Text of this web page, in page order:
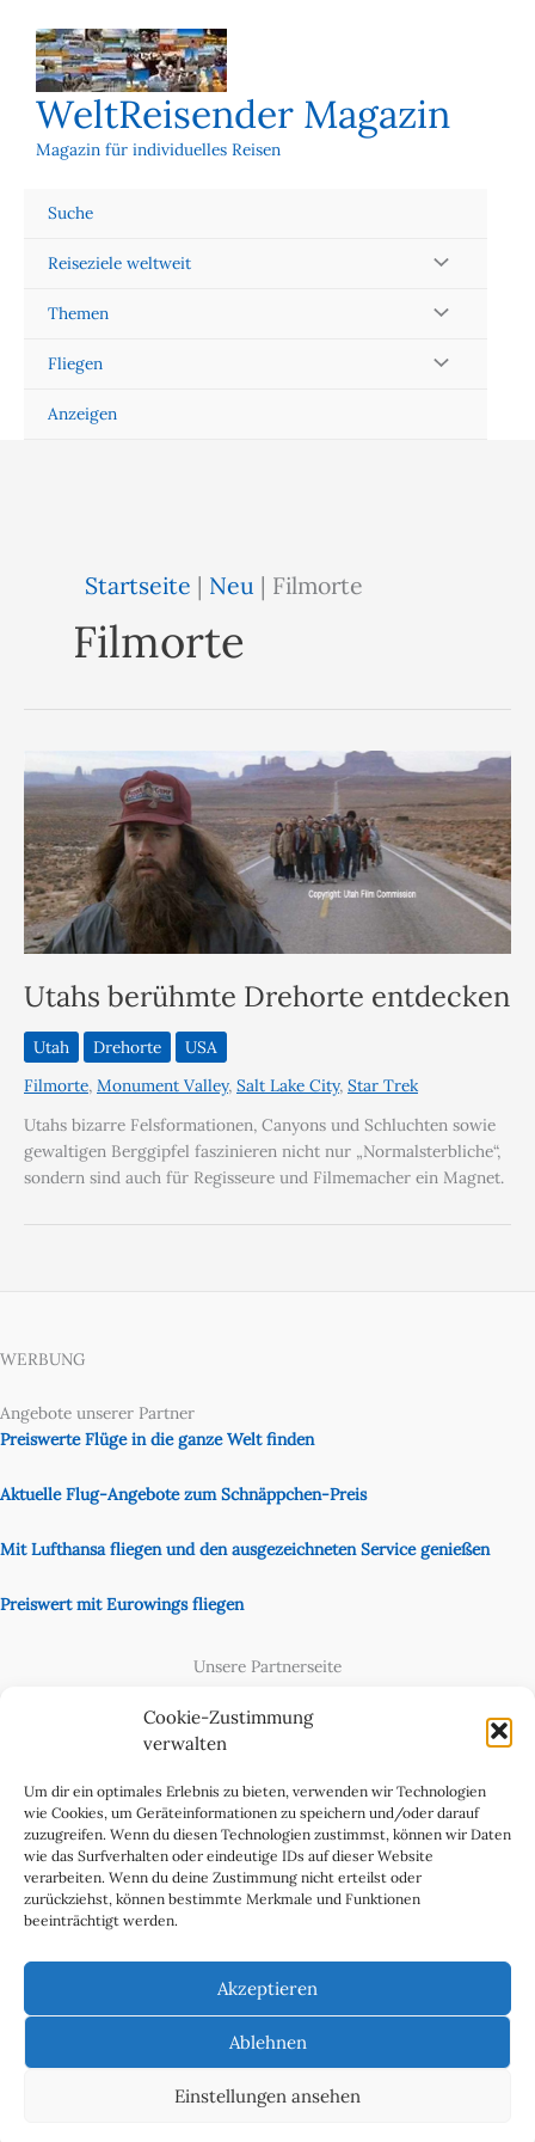
Cookie-Zustimmung
verwalten
Um dir ein optimales Erlebnis zu bieten, verwenden wir Technologien
wie Cookies, um Geräteinformationen zu speichern und/oder darauf
zuzugreifen. Wenn du diesen Technologien zustimmst, können wir Daten
wie das Surfverhalten oder eindeutige IDs auf dieser Website
verarbeiten. Wenn du deine Zustimmung nicht erteilst oder
zurückziehst, können bestimmte Merkmale und Funktionen
beeinträchtigt werden.
Akzeptieren
Ablehnen
Einstellungen ansehen
Inhalt
springen
WeltReisender Magazin
Magazin für individuelles Reisen
Suche
Reiseziele weltweit
Themen
Fliegen
Anzeigen
Startseite | Neu | Filmorte
Filmorte
Utahs berühmte Drehorte entdecken
Utah Drehorte
USA
Filmorte, Monument Valley, Salt Lake City, Star Trek
Utahs bizarre Felsformationen, Canyons und Schluchten sowie
gewaltigen Berggipfel faszinieren nicht nur „Normalsterbliche“,
sondern sind auch für Regisseure und Filmemacher ein Magnet.
WERBUNG
Angebote unserer Partner
Preiswerte Flüge in die ganze Welt finden
Aktuelle Flug-Angebote zum Schnäppchen-Preis
Mit Lufthansa fliegen und den ausgezeichneten Service genießen
Preiswert mit Eurowings fliegen
Unsere Partnerseite
Cookie-Richtlinie (EU)
Datenschutzerklärung
Impressum & Kontakt
Über uns
Werben Sie in WeltReisender Magazin
Copyright 2011 - 2025 Ingo Paszkowsky